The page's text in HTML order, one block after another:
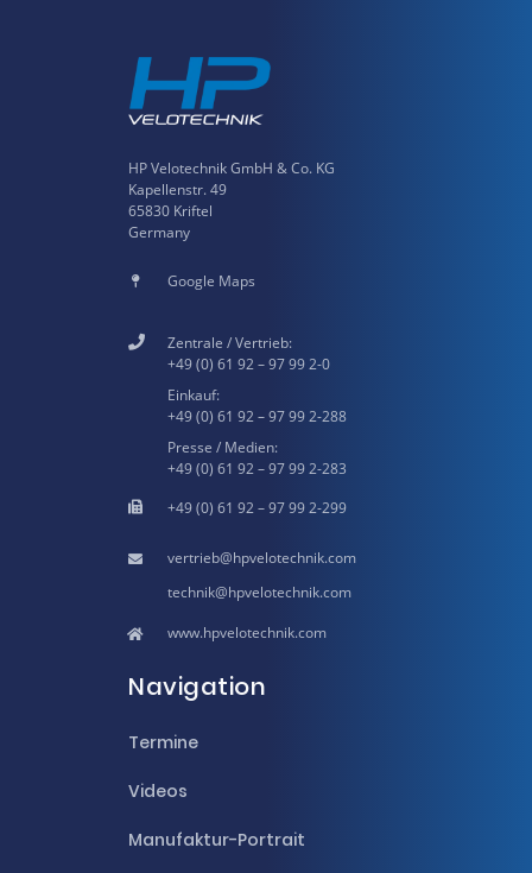
HP Velotechnik GmbH & Co. KG
Kapellenstr. 49
65830 Kriftel
Germany
Google Maps
Zentrale / Vertrieb:
+49 (0) 61 92 – 97 99 2-0
Einkauf:
+49 (0) 61 92 – 97 99 2-288
Presse / Medien:
+49 (0) 61 92 – 97 99 2-283
+49 (0) 61 92 – 97 99 2-299
hpvelotechnik.com
hpvelotechnik.com
www.hpvelotechnik.com
Navigation
Termine
Videos
Manufaktur-Portrait